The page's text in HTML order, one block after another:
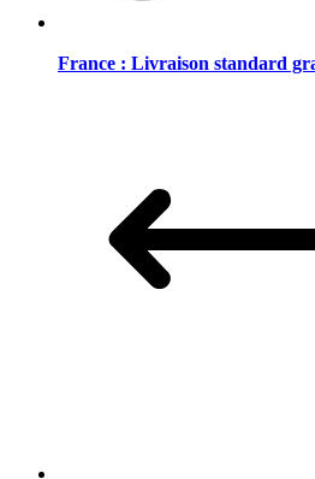
France : Livraison standard